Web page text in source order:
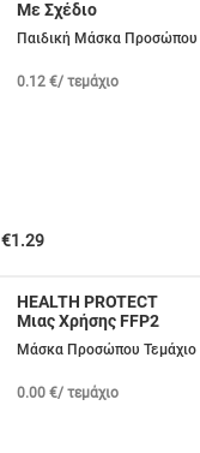
Με Σχέδιο
Παιδική Μάσκα Προσώπου
0.12 €/ τεμάχιο
€1.29
HEALTH PROTECT
Μιας Χρήσης FFP2
Μάσκα Προσώπου Τεμάχιο
0.00 €/ τεμάχιο